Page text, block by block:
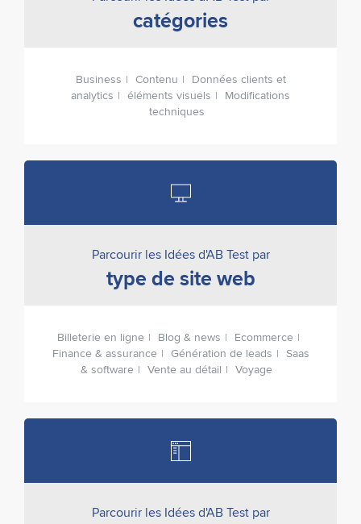
catégories
Business Contenu
Données clients et
analytics
éléments visuels
Modifications
techniques
Parcourir les Idées d'AB Test par
type de site web
Billeterie en ligne Blog & news
Ecommerce
Finance & assurance
Génération de leads
Saas
& software
Vente au détail Voyage
Parcourir les Idées d'AB Test par